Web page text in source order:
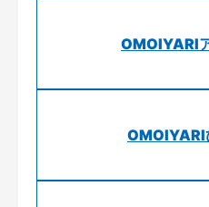
OMOIYARI
OMOIYARI